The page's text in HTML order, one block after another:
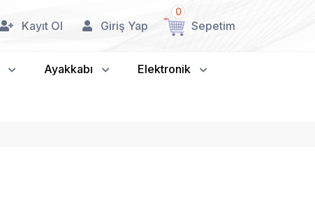
Kayıt Ol Giriş Yap
0
Sepetim
Ayakkabı Elektronik